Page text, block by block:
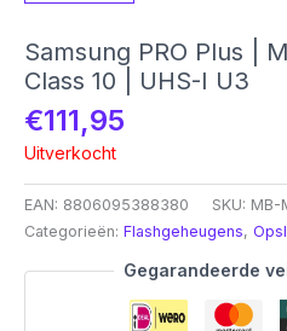
Samsung PRO Plus |
Class 10 | UHS-I U3
€111,95
Uitverkocht
EAN: 8806095388380 SKU: MB-
Categorieën: Flashgeheugens,
Gegarandeerde